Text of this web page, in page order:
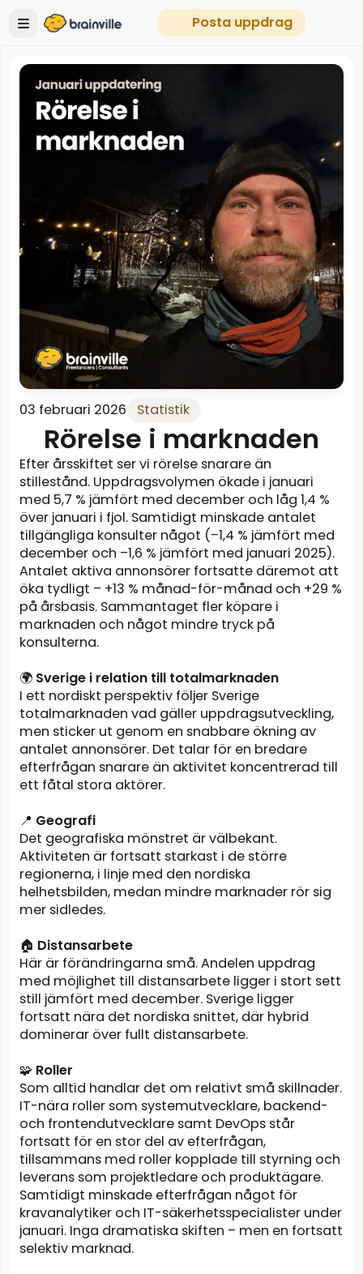
Posta uppdrag
03 februari 2026 Statistik
Rörelse i marknaden
Efter årsskiftet ser vi rörelse snarare än
stillestånd. Uppdragsvolymen ökade i januari
med 5,7 % jämfört med december och låg 1,4 %
över januari i fjol. Samtidigt minskade antalet
tillgängliga konsulter något (–1,4 % jämfört med
december och –1,6 % jämfört med januari 2025).
Antalet aktiva annonsörer fortsatte däremot att
öka tydligt – +13 % månad-för-månad och +29 %
på årsbasis. Sammantaget fler köpare i
marknaden och något mindre tryck på
konsulterna.
🌍 Sverige i relation till totalmarknaden
I ett nordiskt perspektiv följer Sverige
totalmarknaden vad gäller uppdragsutveckling,
men sticker ut genom en snabbare ökning av
antalet annonsörer. Det talar för en bredare
efterfrågan snarare än aktivitet koncentrerad till
ett fåtal stora aktörer.
📍 Geografi
Det geografiska mönstret är välbekant.
Aktiviteten är fortsatt starkast i de större
regionerna, i linje med den nordiska
helhetsbilden, medan mindre marknader rör sig
mer sidledes.
🏠 Distansarbete
Här är förändringarna små. Andelen uppdrag
med möjlighet till distansarbete ligger i stort sett
still jämfört med december. Sverige ligger
fortsatt nära det nordiska snittet, där hybrid
dominerar över fullt distansarbete.
🧩 Roller
Som alltid handlar det om relativt små skillnader.
IT-nära roller som systemutvecklare, backend-
och frontendutvecklare samt DevOps står
fortsatt för en stor del av efterfrågan,
tillsammans med roller kopplade till styrning och
leverans som projektledare och produktägare.
Samtidigt minskade efterfrågan något för
kravanalytiker och IT-säkerhetsspecialister under
januari. Inga dramatiska skiften – men en fortsatt
selektiv marknad.